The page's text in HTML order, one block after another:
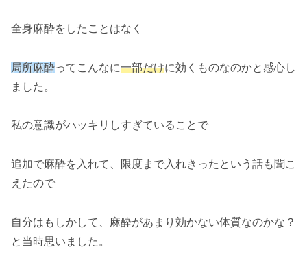
全身麻酔をしたことはなく
局所麻酔ってこんなに一部だけに効くものなのかと感心し
ました。
私の意識がハッキリしすぎていることで
追加で麻酔を入れて、限度まで入れきったという話も聞こ
えたので
自分はもしかして、麻酔があまり効かない体質なのかな？
と当時思いました。